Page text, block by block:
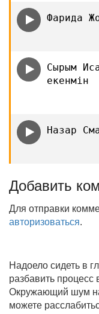
Фарида
Сырым
екенмін
Назар
Добавить
Для отправки
авторизоваться.
Надоело сидеть в
разбавить
Окружающий шум
можете